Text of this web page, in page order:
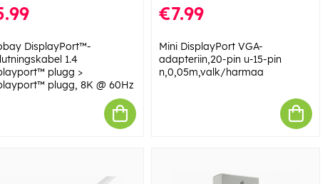
DisplayPort™-
1.4
plugg >
plugg, 8K @ 60Hz
€7.99
Mini DisplayPort VGA-
adapteriin,20-pin u-15-pin
n,0,05m,valk/harmaa